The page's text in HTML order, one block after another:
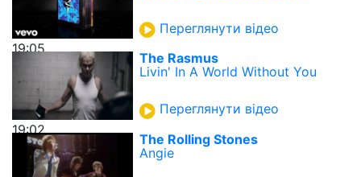
19:05
Переглянути відео
19:02
The Rasmus
Livin' In A World Without You
Переглянути відео
The Rolling Stones
Angie